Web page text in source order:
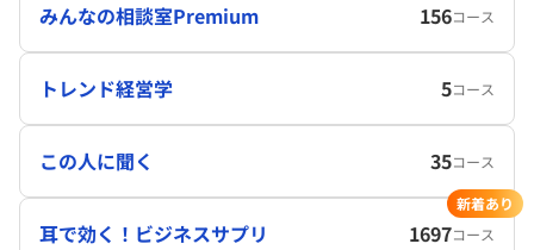
みんなの相談室Premium 156コース
トレンド経営学 5コース
この人に聞く 35コース
耳で効く！ビジネスサプリ 1697コース
新着あり